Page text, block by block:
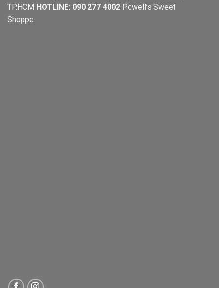
TP.HCM HOTLINE: 090 277 4002 Powell’s Sweet
Shoppe